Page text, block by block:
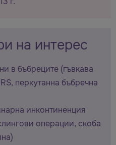
на интерес
в бъбреците (гъвкава
перкутанна бъбречна
инконтиненция
операции, скоба